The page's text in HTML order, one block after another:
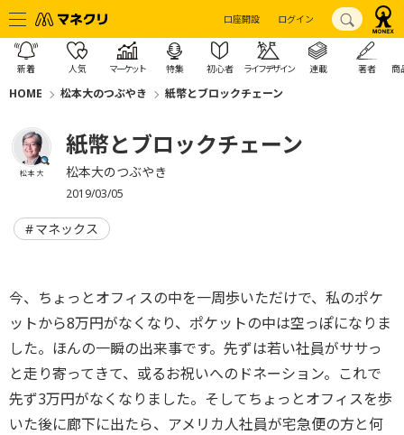
口座開設 ログイン
新着 人気 マーケット 特集 初心者 ライフデザイン 連載 著者 商
HOME 松本大のつぶやき 紙幣とブロックチェーン
松本 大
紙幣とブロックチェーン
松本大のつぶやき
2019/03/05
マネックス
今、ちょっとオフィスの中を一周歩いただけで、 私のポケ
ットから8万円がなくなり、ポケットの中は空っぽになりま
した。 ほんの一瞬の出来事です。先ずは若い社員がササっ
と走り寄ってきて、或るお祝いへのドネーション。 これで
先ず3万円がなくなりました。 そしてちょっとオフィスを歩
いた後に廊下に出たら、アメリカ人社員が宅急便の方と何